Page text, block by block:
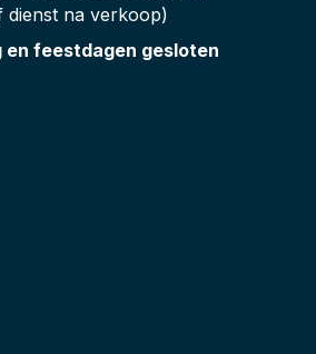
dienst na verkoop)
en feestdagen gesloten